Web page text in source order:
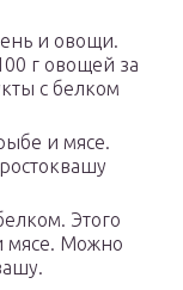
и овощи.
г овощей за
с белком
и мясе.
Этого
мясе. Можно